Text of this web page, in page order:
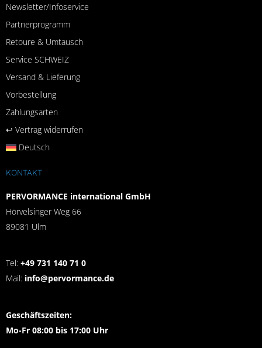
Newsletter/Infoservice
Partnerprogramm
Retoure & Umtausch
Service SCHWEIZ
Versand & Lieferung
Vorbestellung
Zahlungsarten
↩︎ Vertrag widerrufen
Deutsch
KONTAKT
PERVORMANCE international GmbH
Hörvelsinger Weg 66
89081 Ulm
Tel: +49 731 140 71 0
Mail: info@pervormance.de
Geschäftszeiten:
Mo-Fr 08:00 bis 17:00 Uhr